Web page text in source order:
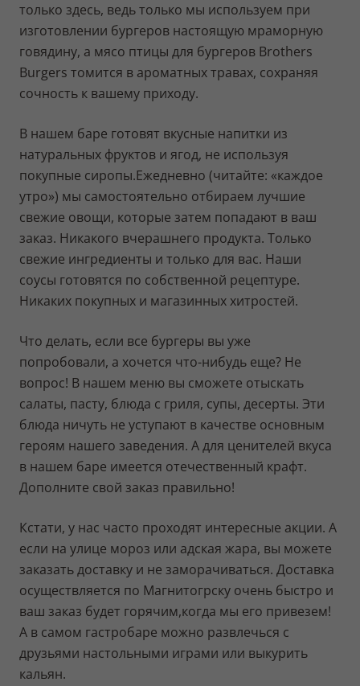
только здесь, ведь только мы используем при
изготовлении бургеров настоящую мраморную
говядину, а мясо птицы для бургеров Brothers
Burgers томится в ароматных травах, сохраняя
сочность к вашему приходу.
В нашем баре готовят вкусные напитки из
натуральных фруктов и ягод, не используя
покупные сиропы.Ежедневно (читайте: «каждое
утро») мы самостоятельно отбираем лучшие
свежие овощи, которые затем попадают в ваш
заказ. Никакого вчерашнего продукта. Только
свежие ингредиенты и только для вас. Наши
соусы готовятся по собственной рецептуре.
Никаких покупных и магазинных хитростей.
Что делать, если все бургеры вы уже
попробовали, а хочется что-нибудь еще? Не
вопрос! В нашем меню вы сможете отыскать
салаты, пасту, блюда с гриля, супы, десерты. Эти
блюда ничуть не уступают в качестве основным
героям нашего заведения. А для ценителей вкуса
в нашем баре имеется отечественный крафт.
Дополните свой заказ правильно!
Кстати, у нас часто проходят интересные акции. А
если на улице мороз или адская жара, вы можете
заказать доставку и не заморачиваться. Доставка
осуществляется по Магнитогрску очень быстро и
ваш заказ будет горячим,когда мы его привезем!
А в самом гастробаре можно развлечься с
друзьями настольными играми или выкурить
кальян.